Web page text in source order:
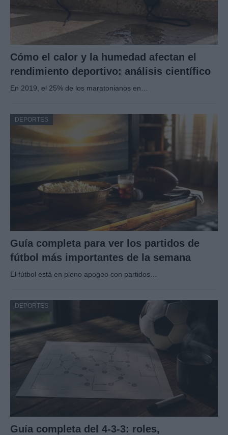
Cómo el calor y la humedad afectan el
rendimiento deportivo: análisis científico
En 2019, el 25% de los maratonianos en…
DEPORTES
Guía completa para ver los partidos de
fútbol más importantes de la semana
El fútbol está en pleno apogeo con partidos…
DEPORTES
Guía completa del 4-3-3: roles,